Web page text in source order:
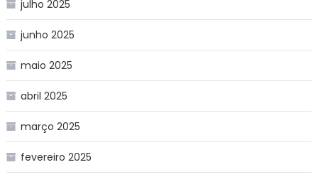
julho 2025
junho 2025
maio 2025
abril 2025
março 2025
fevereiro 2025